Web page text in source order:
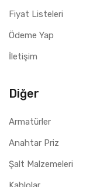
Fiyat Listeleri
Ödeme Yap
İletişim
Diğer
Armatürler
Anahtar Priz
Şalt Malzemeleri